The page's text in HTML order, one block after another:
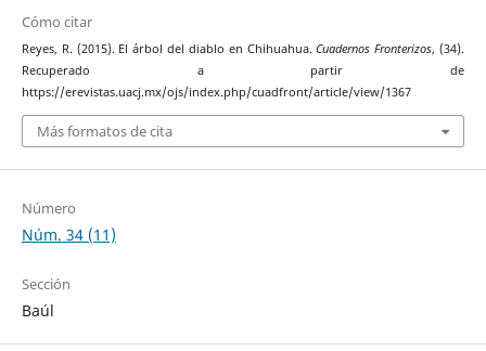
Cómo citar
Reyes, R. (2015). El árbol del diablo en Chihuahua.Cuadernos Fronterizos, (34).
Recuperado a partir de
https://erevistas.uacj.mx/ojs/index.php/cuadfront/article/view/1367
Más formatos de cita
Número
Núm. 34 (11)
Sección
Baúl